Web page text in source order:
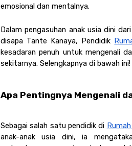
emosional dan mentalnya.
Dalam pengasuhan anak usia dini
disapa Tante Kanaya, Pendidik
kesadaran penuh untuk mengenali
sekitarnya. Selengkapnya di bawah ini!
Apa Pentingnya Mengenali
Sebagai salah satu pendidik di
anak-anak usia dini, ia